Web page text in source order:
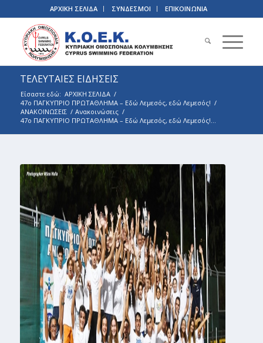
ΑΡΧΙΚΗ ΣΕΛΙΔΑ ΣΥΝΔΕΣΜΟΙ ΕΠΙΚΟΙΝΩΝΙΑ
ΤΕΛΕΥΤΑΙΕΣ ΕΙΔΗΣΕΙΣ
Είσαστε εδώ: ΑΡΧΙΚΗ ΣΕΛΙΔΑ /
47ο ΠΑΓΚΥΠΡΙΟ ΠΡΩΤΑΘΛΗΜΑ – Εδώ Λεμεσός, εδώ Λεμεσός! /
ΑΝΑΚΟΙΝΩΣΕΙΣ / Ανακοινώσεις /
47ο ΠΑΓΚΥΠΡΙΟ ΠΡΩΤΑΘΛΗΜΑ – Εδώ Λεμεσός, εδώ Λεμεσός!...